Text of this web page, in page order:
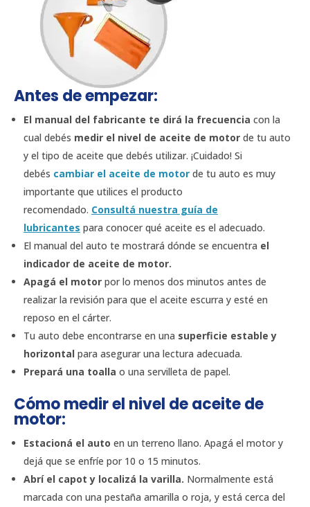
Antes de empezar:
El manual del fabricante te dirá la frecuencia con la
cual debés medir el nivel de aceite de motor de tu auto
y el tipo de aceite que debés utilizar. ¡Cuidado! Si
debés cambiar el aceite de motor de tu auto es muy
importante que utilices el producto
recomendado. Consultá nuestra guía de
lubricantes para conocer qué aceite es el adecuado.
El manual del auto te mostrará dónde se encuentra el
indicador de aceite de motor.
Apagá el motor por lo menos dos minutos antes de
realizar la revisión para que el aceite escurra y esté en
reposo en el cárter.
Tu auto debe encontrarse en una superficie estable y
horizontal para asegurar una lectura adecuada.
Prepará una toalla o una servilleta de papel.
Cómo medir el nivel de aceite de
motor:
Estacioná el auto en un terreno llano. Apagá el motor y
dejá que se enfríe por 10 o 15 minutos.
Abrí el capot y localizá la varilla. Normalmente está
marcada con una pestaña amarilla o roja, y está cerca del